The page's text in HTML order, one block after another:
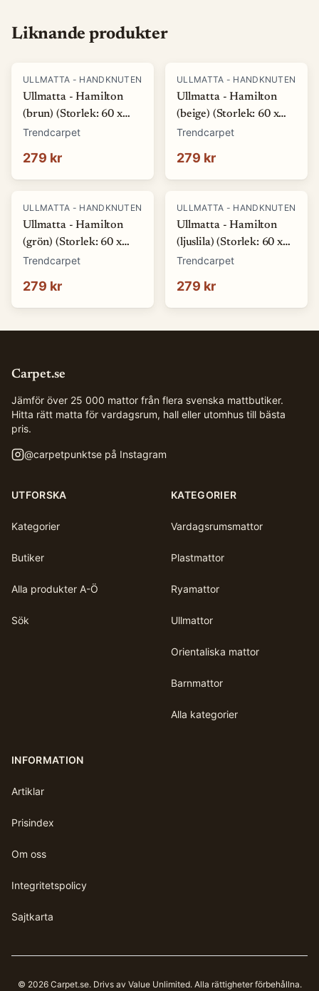
Liknande produkter
ULLMATTA - HANDKNUTEN
Ullmatta - Hamilton
(brun) (Storlek: 60 x
120 cm)
Trendcarpet
279 kr
ULLMATTA - HANDKNUTEN
Ullmatta - Hamilton
(beige) (Storlek: 60 x
120 cm)
Trendcarpet
279 kr
ULLMATTA - HANDKNUTEN
Ullmatta - Hamilton
(grön) (Storlek: 60 x
120 cm)
Trendcarpet
279 kr
ULLMATTA - HANDKNUTEN
Ullmatta - Hamilton
(ljuslila) (Storlek: 60 x
120 cm)
Trendcarpet
279 kr
Carpet.se
Jämför över 25 000 mattor från flera svenska mattbutiker.
Hitta rätt matta för vardagsrum, hall eller utomhus till bästa
pris.
@carpetpunktse på Instagram
UTFORSKA
Kategorier
Butiker
Alla produkter A-Ö
Sök
KATEGORIER
Vardagsrumsmattor
Plastmattor
Ryamattor
Ullmattor
Orientaliska mattor
Barnmattor
Alla kategorier
INFORMATION
Artiklar
Prisindex
Om oss
Integritetspolicy
Sajtkarta
© 2026 Carpet.se. Drivs av Value Unlimited. Alla rättigheter förbehållna.